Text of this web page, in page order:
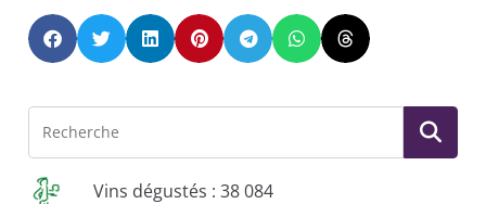
Vins dégustés : 38 084